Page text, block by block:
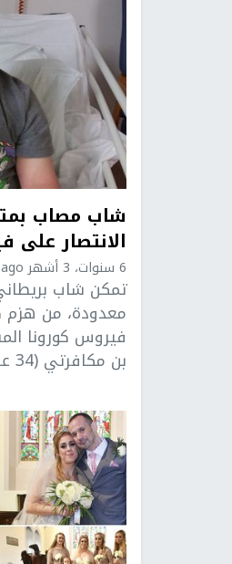
شاب مصاب
الانتصار على
6 سنوات، 3 أشهر ago
تمكن شاب
معدودة، من هزم
فيروس كورونا
بن مكافرتي (34 عاما)، مهلة يوم ...